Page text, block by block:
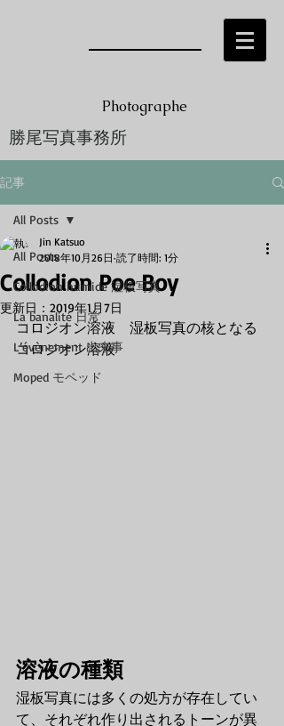
Photographe
勝尾写真事務所
Jin KATSUO
記事
All Posts
Collodion humide 湿板写真
La banalité 日常
L’évènement 出来事
Moped モペッド
All Posts
Collodion Poe Boy
Jin Katsuo
2018年10月26日 読了時間: 1分
更新日： 2019年1月7日
コロジオン溶液　湿板写真の核となる
コロジオン溶液
溶液の種類
湿板写真には多くの処方が存在してい
て、それぞれ作り出されるトーンが異